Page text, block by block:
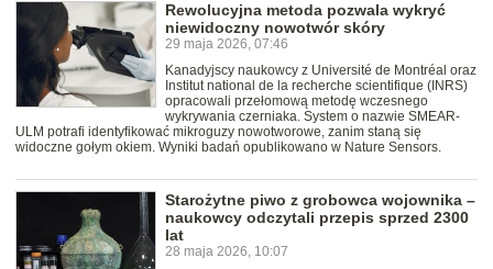
Rewolucyjna metoda pozwala wykryć
niewidoczny nowotwór skóry
29 maja 2026, 07:46
Kanadyjscy naukowcy z Université de Montréal oraz
Institut national de la recherche scientifique (INRS)
opracowali przełomową metodę wczesnego
wykrywania czerniaka. System o nazwie SMEAR-
ULM potrafi identyfikować mikroguzy nowotworowe, zanim staną się
widoczne gołym okiem. Wyniki badań opublikowano w Nature Sensors.
Starożytne piwo z grobowca wojownika –
naukowcy odczytali przepis sprzed 2300
lat
28 maja 2026, 10:07